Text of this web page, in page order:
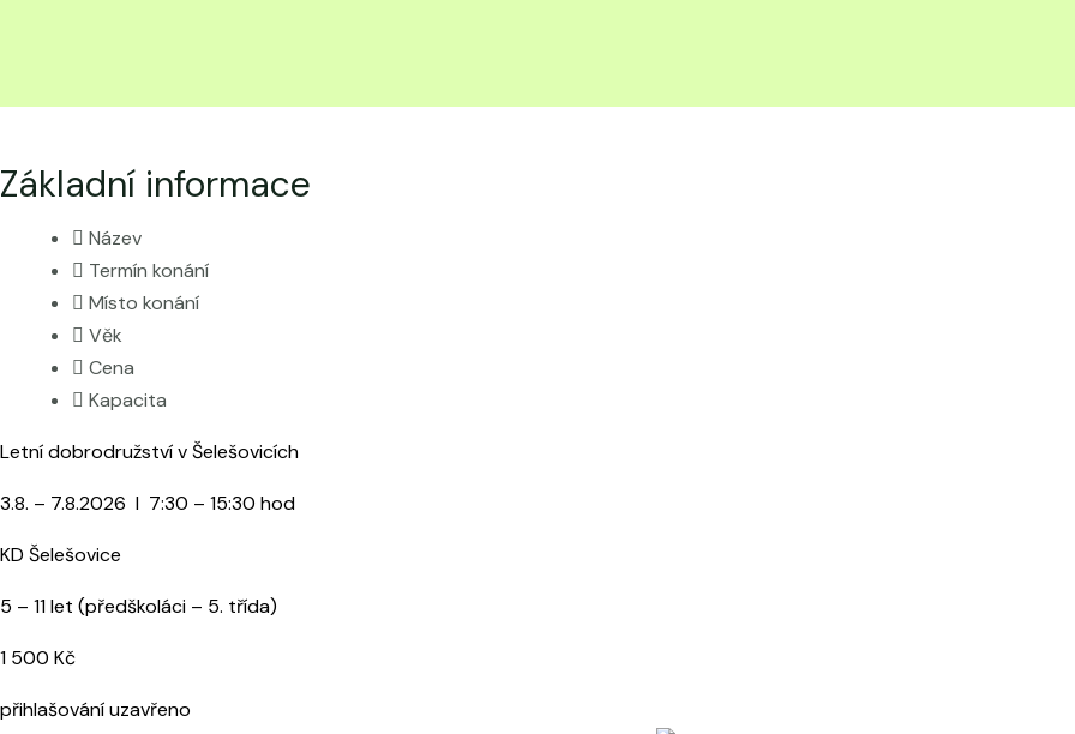
Základní informace
Název
Termín konání
Místo konání
Věk
Cena
Kapacita
Letní dobrodružství v Šelešovicích
3.8. – 7.8.2026 I 7:30 – 15:30 hod
KD Šelešovice
5 – 11 let (předškoláci – 5. třída)
1 500 Kč
přihlašování uzavřeno